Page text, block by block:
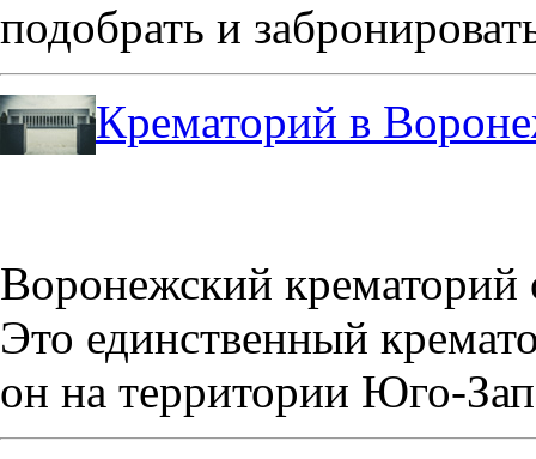
подобрать и
Крематорий в
Воронежский крематорий
Это единственный
он на территории Юго-